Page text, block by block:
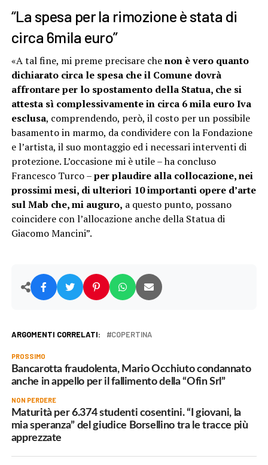
“La spesa per la rimozione è stata di
circa 6mila euro”
«A tal fine, mi preme precisare chenon è vero quanto
dichiarato circa le spesa che il Comune dovrà
affrontare per lo spostamento della Statua, che si
attesta sì complessivamente in circa 6 mila euro Iva
esclusa, comprendendo, però, il costo per un possibile
basamento in marmo, da condividere con la Fondazione
e l’artista, il suo montaggio ed i necessari interventi di
protezione. L’occasione mi è utile – ha concluso
Francesco Turco –per plaudire alla collocazione, nei
prossimi mesi, di ulteriori 10 importanti opere d’arte
sul Mab che, mi auguro, a questo punto, possano
coincidere con l’allocazione anche della Statua di
Giacomo Mancini”.
ARGOMENTI CORRELATI: COPERTINA
PROSSIMO
Bancarotta fraudolenta, Mario Occhiuto condannato
anche in appello per il fallimento della “Ofin Srl”
NON PERDERE
Maturità per 6.374 studenti cosentini. “I giovani, la
mia speranza” del giudice Borsellino tra le tracce più
apprezzate